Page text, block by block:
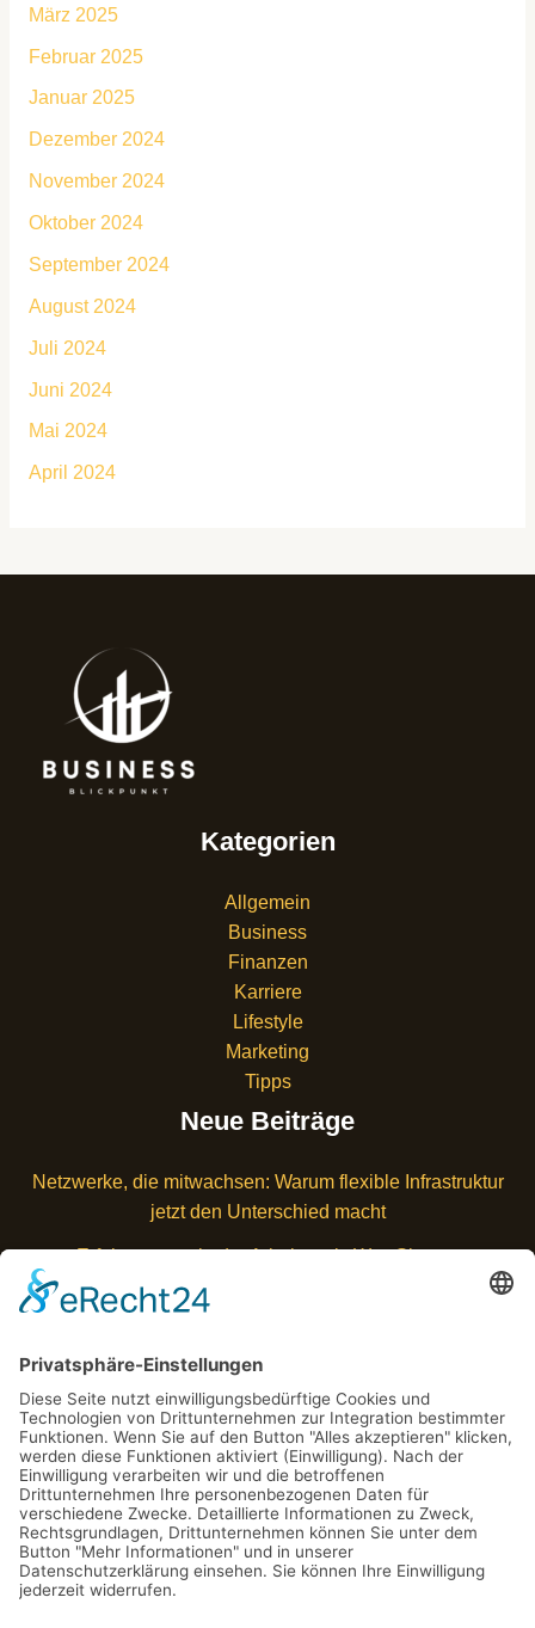
März 2025
Februar 2025
Januar 2025
Dezember 2024
November 2024
Oktober 2024
September 2024
August 2024
Juli 2024
Juni 2024
Mai 2024
April 2024
Kategorien
Allgemein
Business
Finanzen
Karriere
Lifestyle
Marketing
Tipps
Neue Beiträge
Netzwerke, die mitwachsen: Warum flexible Infrastruktur
jetzt den Unterschied macht
Erfolgsmuster in der Arbeitswelt: Was Sie von
Querdenkern lernen können
allein nicht mehr reichen
Die Psychologie hinter Kaufentscheidungen: Was
wirklich bewegt und motiviert
Wieso bewusste Entscheidungen bares Geld bringen
Schlagwörter